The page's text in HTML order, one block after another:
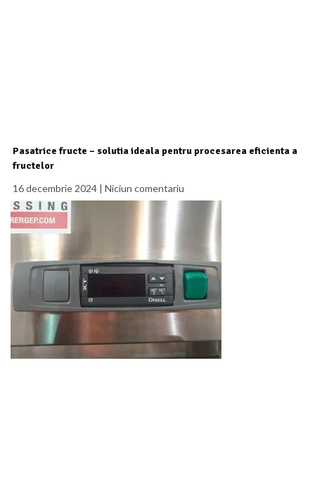
Pasatrice fructe – solutia ideala pentru procesarea eficienta a
fructelor
16 decembrie 2024
Niciun comentariu